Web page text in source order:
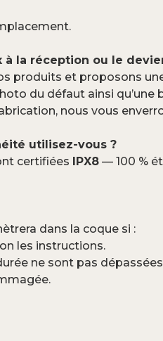
la réception ou le
produits et proposons
du défaut ainsi qu’une
nous vous
utilisez-vous ?
certifiées IPX8 — 100 %
dans la coque si :
les instructions.
ne sont pas